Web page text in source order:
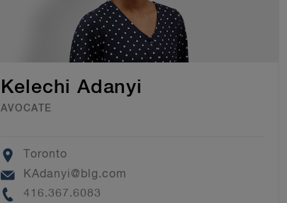
Kelechi Adanyi
AVOCATE
Location
Toronto
Email
KAdanyi@blg.com
Phone
416.367.6083